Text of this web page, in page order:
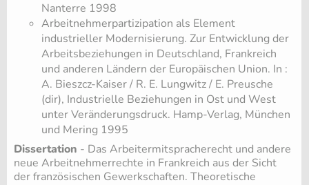
Nanterre 1998
Arbeitnehmerpartizipation als Element
industrieller Modernisierung. Zur Entwicklung der
Arbeitsbeziehungen in Deutschland, Frankreich
und anderen Ländern der Europäischen Union. In :
A. Bieszcz-Kaiser / R. E. Lungwitz / E. Preusche
(dir), Industrielle Beziehungen in Ost und West
unter Veränderungsdruck. Hamp-Verlag, München
und Mering 1995
Dissertation - Das Arbeitermitspracherecht und andere
neue Arbeitnehmerrechte in Frankreich aus der Sicht
der französischen Gewerkschaften. Theoretische